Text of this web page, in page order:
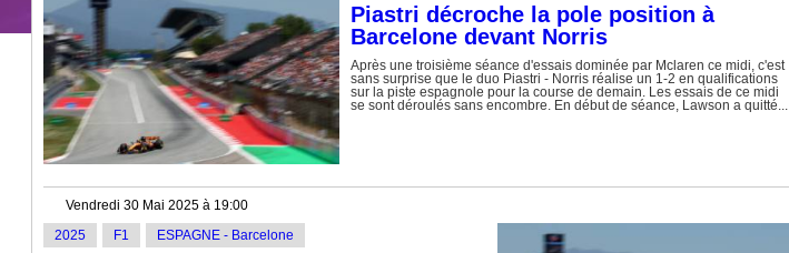
Piastri décroche la pole position à
Barcelone devant Norris
Après une troisième séance d'essais dominée par Mclaren ce midi, c'est
sans surprise que le duo Piastri - Norris réalise un 1-2 en qualifications
sur la piste espagnole pour la course de demain. Les essais de ce midi
se sont déroulés sans encombre. En début de séance, Lawson a quitté...
Vendredi 30 Mai 2025 à 19:00
2025
F1 ESPAGNE - Barcelone